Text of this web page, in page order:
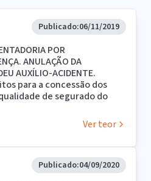
Publicado:06/11/2019
POR
ANULAÇÃO DA
AUXÍLIO-ACIDENTE.
para a concessão dos
de segurado do
(c) superveniência de
o desenvolvimento de
caso do auxílio-doença) ou
por invalidez)
Ver teor
Publicado:04/09/2020